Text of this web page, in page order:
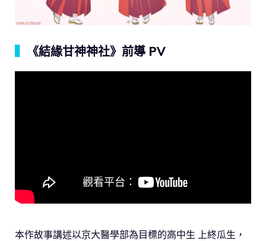
《結緣甘神神社》前導 PV
本作故事講述以京大醫學部為目標的高中生 上終瓜生，